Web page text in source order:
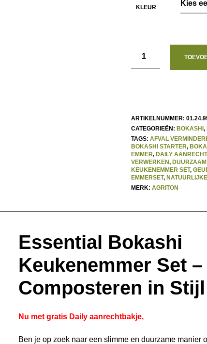
KLEUR
ARTIKELNUMMER:
CATEGORIEËN: BOKASHI ,
TAGS: AFVAL
BOKASHI STARTER,
EMMER, DAILY
VERWERKEN,
KEUKENEMMER SET,
EMMERSET,
MERK: AGRITON
Essential Bokashi
Keukenemmer Set
Composteren in Stijl
Nu met gratis Daily aanrechtbakje,
Ben je op zoek naar een slimme en duurzame manier